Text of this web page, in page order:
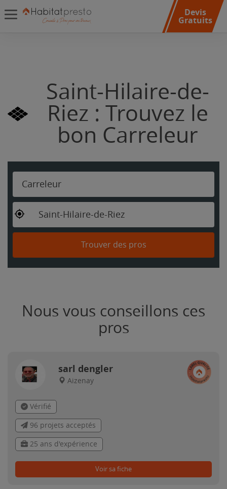
Devis
Gratuits
Saint-Hilaire-de-
Riez : Trouvez le
bon Carreleur
Carreleur
Saint-Hilaire-de-Riez
Trouver des pros
Nous vous conseillons ces
pros
sarl dengler
Aizenay
Vérifié
96 projets acceptés
25 ans d'expérience
Voir sa fiche